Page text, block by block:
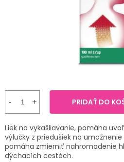
ZDRAVOTNÍCKE
PRÍRODNÉ
LIEKY
VETERINA
hviezdičiek.
PRIDAŤ DO
Liek na vykašliavanie, pomáha
výlučky z priedušiek na
pomáha zmierniť nahromadenie
dýchacích cestách.